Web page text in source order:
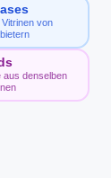
von
aus denselben